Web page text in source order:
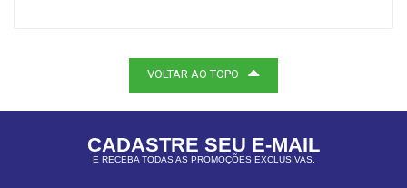
VOLTAR AO TOPO
CADASTRE SEU E-MAIL
E RECEBA TODAS AS PROMOÇÕES EXCLUSIVAS.